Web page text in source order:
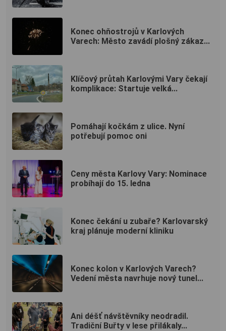
Konec ohňostrojů v Karlových
Varech: Město zavádí plošný zákaz...
Klíčový průtah Karlovými Vary čekají
komplikace: Startuje velká...
Pomáhají kočkám z ulice. Nyní
potřebují pomoc oni
Ceny města Karlovy Vary: Nominace
probíhají do 15. ledna
Konec čekání u zubaře? Karlovarský
kraj plánuje moderní kliniku
Konec kolon v Karlových Varech?
Vedení města navrhuje nový tunel...
Ani déšť návštěvníky neodradil.
Tradiční Buřty v lese přilákaly...